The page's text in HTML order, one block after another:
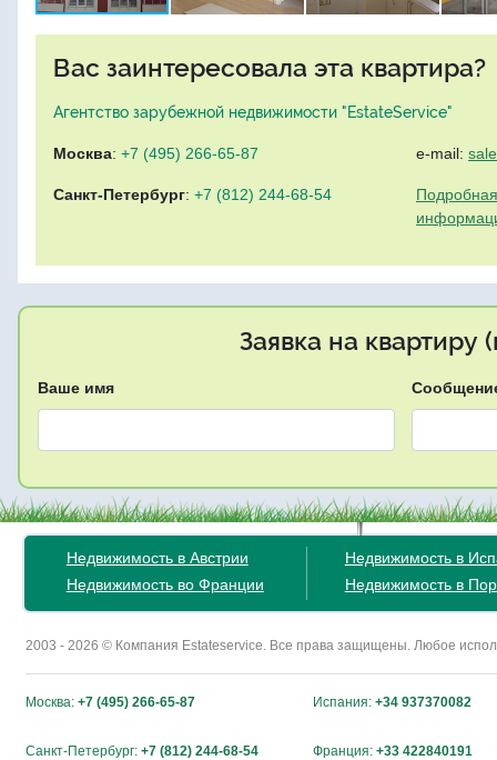
Вас заинтересовала эта квартира?
Агентство зарубежной недвижимости "EstateService"
Москва: +7 (495) 266-65-87
Санкт-Петербург: +7 (812) 244-68-54
e-mail:
Заявка на квартиру
Ваше имя
Недвижимость в Австрии
Недвижимость во Франции
Недвижимость в
Недвижимость в
2003 - 2026 © Компания Estateservice. Все права защищены. Любое
Москва: +7 (495) 266-65-87 Испания: +34 937370082
Санкт-Петербург: +7 (812) 244-68-54 Франция: +33 422840191